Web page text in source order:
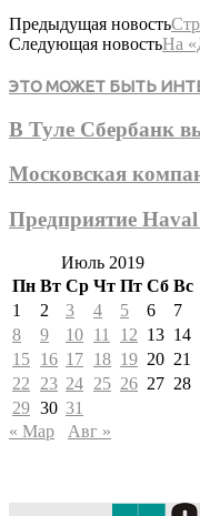
Предыдущая новость
Следующая новостьНа
ЭТО МОЖЕТ БЫТЬ
В Туле Сбербанк
Московская
Предприятие
Июль 2019
Пн Вт Ср Чт Пт Сб Вс
1
2 3 4 5 6
7
8
9 10 11 12 13 14
15 16 17 18 19 20 21
22
23 24 25 26 27 28
29 30 31
« Мар
Авг »